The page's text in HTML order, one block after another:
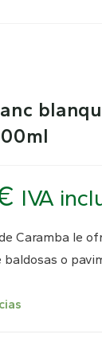
IVA
Caramba le
o